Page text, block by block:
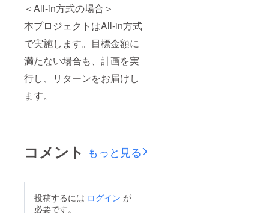
＜All-in方式の場合＞
本プロジェクトはAll-in方式
で実施します。目標金額に
満たない場合も、計画を実
行し、リターンをお届けし
ます。
コメント もっと見る
投稿するには ログイン が
必要です。